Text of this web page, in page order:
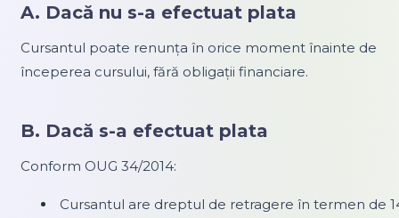
A. Dacă nu s-a efectuat plata
Cursantul poate renunța în orice moment înainte de
începerea cursului, fără obligații financiare.
B. Dacă s-a efectuat plata
Conform OUG 34/2014:
Cursantul are dreptul de retragere în termen de